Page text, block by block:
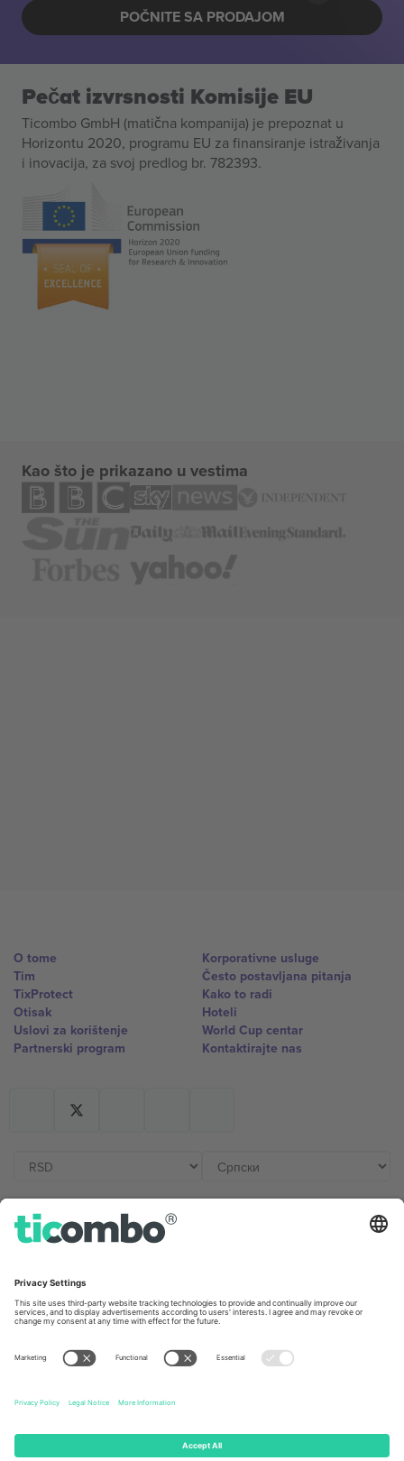
POČNITE SA PRODAJOM
Pečat izvrsnosti Komisije EU
Ticombo GmbH (matična kompanija) je prepoznat u
Horizontu 2020, programu EU za finansiranje istraživanja
i inovacija, za svoj predlog br. 782393.
Kao što je prikazano u vestima
O tome
Tim
TixProtect
Otisak
Uslovi za korištenje
Partnerski program
Korporativne usluge
Često postavljana pitanja
Kako to radi
Hoteli
World Cup centar
Kontaktirajte nas
Kancelarije i podrška
Unter den Linden 24, 10117
Berlin, Germany
167 City Road, London, Greater
London, EC1V 1AW, United
United States
131 Continental Dr, Suite 305,
States
Switzerland